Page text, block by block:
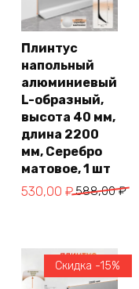
В
корзину
Плинтус
напольный
алюминиевый
L-образный,
высота 40 мм,
длина 2200
мм, Серебро
матовое, 1 шт
588,00₽
Первоначальная
588,00 ₽.
530,00 ₽
Текущая
Скидка -15%